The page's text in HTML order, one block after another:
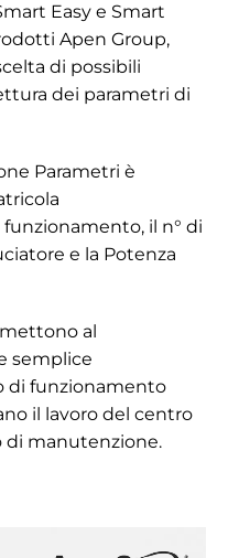
Easy e Smart
Apen Group,
di possibili
dei parametri di
Parametri è
funzionamento, il n° di
e la Potenza
al
semplice
di funzionamento
il lavoro del centro
di manutenzione.